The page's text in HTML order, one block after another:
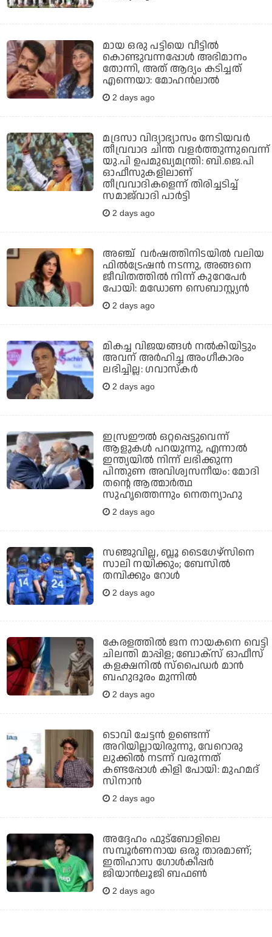
മായ ഒരു പട്ടിയെ വീട്ടില്‍
കൊണ്ടുവന്നപ്പോള്‍ അഭിമാനം
തോന്നി, അത് ആദ്യം കടിച്ചത്
എന്നെയാ: മോഹന്‍ലാല്‍
2 days ago
മദ്രസാ വിദ്യാഭ്യാസം നേടിയവര്‍
തീവ്രവാദ ചിന്ത വളര്‍ത്തുന്നുവെന്ന്
യു.പി ഉപമുഖ്യമന്ത്രി: ബി.ജെ.പി
ഓഫീസുകളിലാണ്
തീവ്രവാദികളെന്ന് തിരിച്ചടിച്ച്
സമാജ്‌വാദി പാര്‍ട്ടി
2 days ago
അഞ്ച് വർഷത്തിനിടയിൽ വലിയ
ഫിൽട്രേഷൻ നടന്നു, അങ്ങനെ
ജീവിതത്തിൽ നിന്ന് കുറേപേർ
പോയി: മഡോണ സെബാസ്റ്റ്യൻ
2 days ago
മികച്ച വിജയങ്ങൾ നൽകിയിട്ടും
അവന് അർഹിച്ച അംഗീകാരം
ലഭിച്ചില്ല: ഗവാസ്‌കർ
2 days ago
ഇസ്രഈല്‍ ഒറ്റപ്പെട്ടുവെന്ന്
ആളുകള്‍ പറയുന്നു, എന്നാല്‍
ഇന്ത്യയില്‍ നിന്ന് ലഭിക്കുന്ന
പിന്തുണ അവിശ്വസനീയം: മോദി
തന്റെ ആത്മാര്‍ത്ഥ
സുഹൃത്തെന്നും നെതന്യാഹു
2 days ago
സഞ്ജുവില്ല, ബ്ലൂ ടൈഗേഴ്‌സിനെ
സാലി നയിക്കും; ബേസില്‍
തമ്പിക്കും റോള്‍
2 days ago
കേരളത്തില്‍ ജന നായകനെ വെട്ടി
ചിലന്തി മാപ്പിള; ബോക്‌സ് ഓഫീസ്
കളക്ഷനില്‍ സ്‌പൈഡര്‍ മാന്‍
ബഹുദൂരം മുന്നില്‍
2 days ago
ടൊവി ചേട്ടന്‍ ഉണ്ടെന്ന്
അറിയില്ലായിരുന്നു, വേറൊരു
ലുക്കില്‍ നടന്ന് വരുന്നത്
കണ്ടപ്പോള്‍ കിളി പോയി: മുഹമദ്
സിനാന്‍
2 days ago
അദ്ദേഹം ഫുട്‌ബോളിലെ
സമ്പൂര്‍ണനായ ഒരു താരമാണ്;
ഇതിഹാസ ഗോള്‍കീപ്പര്‍
ജിയാന്‍ലൂജി ബഫണ്‍
2 days ago